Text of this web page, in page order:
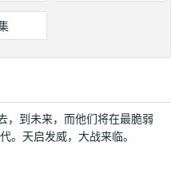
，到未来，而他们将在最脆弱
。天启发威，大战来临。